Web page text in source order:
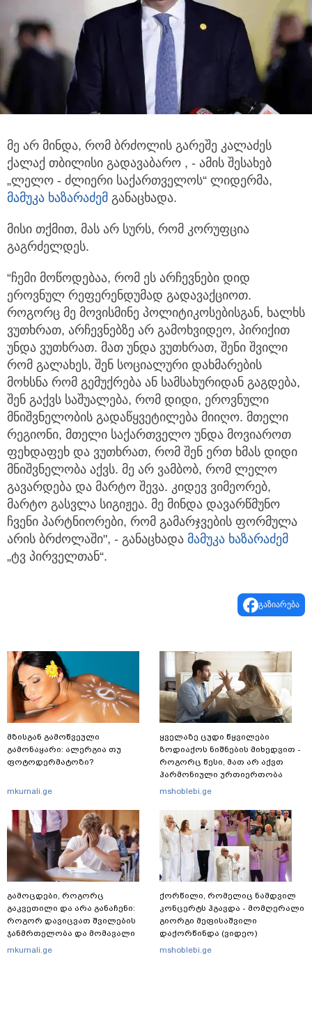
მე არ მინდა, რომ ბრძოლის გარეშე კალაძეს
ქალაქ თბილისი გადავაბარო , - ამის შესახებ
„ლელო - ძლიერი საქართველოს“ ლიდერმა,
მამუკა ხაზარაძემ განაცხადა.
მისი თქმით, მას არ სურს, რომ კორუფცია
გაგრძელდეს.
“ჩემი მოწოდებაა, რომ ეს არჩევნები დიდ
ეროვნულ რეფერენდუმად გადავაქციოთ.
როგორც მე მოვისმინე პოლიტიკოსებისგან, ხალხს
ვუთხრათ, არჩევნებზე არ გამოხვიდეო, პირიქით
უნდა ვუთხრათ. მათ უნდა ვუთხრათ, შენი შვილი
რომ გალახეს, შენ სოციალური დახმარების
მოხსნა რომ გემუქრება ან სამსახურიდან გაგდება,
შენ გაქვს საშუალება, რომ დიდი, ეროვნული
მნიშვნელობის გადაწყვეტილება მიიღო. მთელი
რეგიონი, მთელი საქართველო უნდა მოვიაროთ
ფეხდაფეხ და ვუთხრათ, რომ შენ ერთ ხმას დიდი
მნიშვნელობა აქვს. მე არ ვამბობ, რომ ლელო
გავარდება და მარტო შევა. კიდევ ვიმეორებ,
მარტო გასვლა სიგიჟეა. მე მინდა დავარწმუნო
ჩვენი პარტნიორები, რომ გამარჯვების ფორმულა
არის ბრძოლაში", - განაცხადა მამუკა ხაზარაძემ
„ტვ პირველთან“.
გაზიარება
მზისგან გამოწვეული
გამონაყარი: ალერგია თუ
ფოტოდერმატოზი?
mkurnali.ge
გამოცდები, როგორც
გაკვეთილი და არა განაჩენი:
როგორ დავიცვათ შვილების
ჯანმრთელობა და მომავალი
mkurnali.ge
ყველაზე ცუდი წყვილები
ზოდიაქოს ნიშნების მიხედვით -
როგორც წესი, მათ არ აქვთ
ჰარმონიული ურთიერთობა
mshoblebi.ge
ქორწილი, რომელიც ნამდვილ
კონცერტს ჰგავდა - მომღერალი
გიორგი მეფისაშვილი
დაქორწინდა (ვიდეო)
mshoblebi.ge